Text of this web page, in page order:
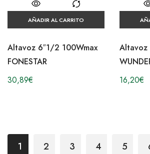
AÑADIR AL CARRITO
Altavoz 6″1/2 100Wmax
FONESTAR
30,89€
16,20€
1 2 3 4 5